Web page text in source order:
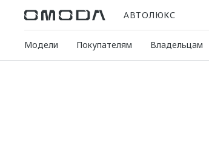
АВТОЛЮКС
Модели Покупателям Владельцам